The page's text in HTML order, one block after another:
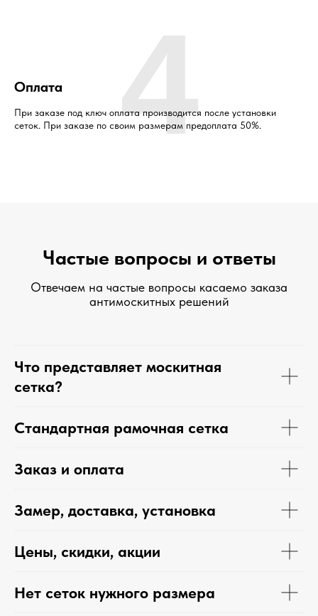
Оплата
При заказе под ключ оплата производится после установки
сеток. При заказе по своим размерам предоплата 50%.
4
Частые вопросы и ответы
Отвечаем на частые вопросы касаемо заказа
антимоскитных решений
Что представляет москитная
сетка?
Стандартная рамочная сетка
Заказ и оплата
Замер, доставка, установка
Цены, скидки, акции
Нет сеток нужного размера